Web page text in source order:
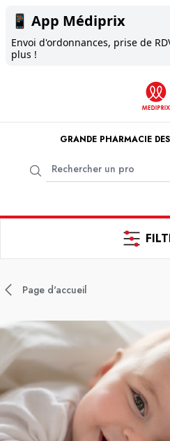
📱 App Médiprix
Envoi d'ordonnances, prise de
plus !
GRANDE PHARMACIE
Page d'accueil